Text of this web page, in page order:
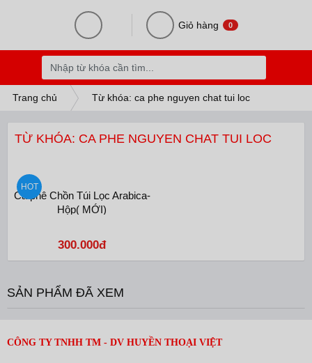
Giỏ hàng 0
Trang chủ Từ khóa: ca phe nguyen chat tui loc
TỪ KHÓA: CA PHE NGUYEN CHAT TUI LOC
HOT
Cà phê Chồn Túi Lọc Arabica-
Hộp( MỚI)
300.000đ
SẢN PHẨM ĐÃ XEM
CÔNG TY TNHH TM - DV HUYỀN THOẠI VIỆT
HỒ CHÍ MINH
HÀ NỘI